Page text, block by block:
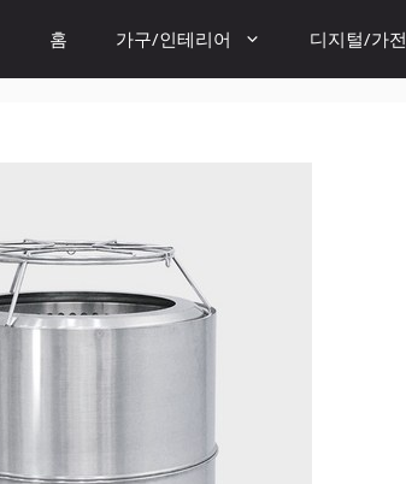
홈 가구/인테리어 디지털/가전